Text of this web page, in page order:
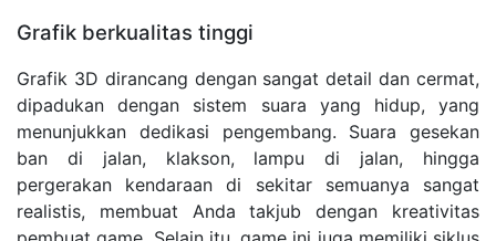
Grafik berkualitas tinggi
Grafik 3D dirancang dengan sangat detail dan cermat,
dipadukan dengan sistem suara yang hidup, yang
menunjukkan dedikasi pengembang. Suara gesekan
ban di jalan, klakson, lampu di jalan, hingga
pergerakan kendaraan di sekitar semuanya sangat
realistis, membuat Anda takjub dengan kreativitas